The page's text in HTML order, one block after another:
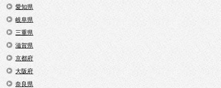
愛知県
岐阜県
三重県
滋賀県
京都府
大阪府
奈良県